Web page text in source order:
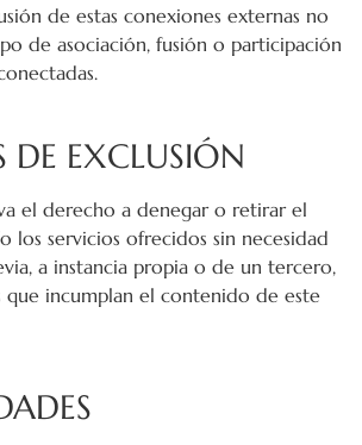
de estas conexiones externas no
de asociación, fusión o participación
DE EXCLUSIÓN
el derecho a denegar o retirar el
los servicios ofrecidos sin necesidad
a instancia propia o de un tercero,
que incumplan el contenido de este